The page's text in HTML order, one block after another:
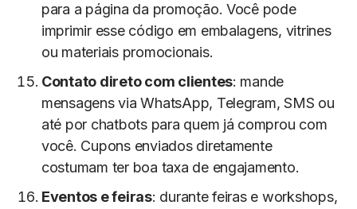
para a página da promoção. Você pode
imprimir esse código em embalagens, vitrines
ou materiais promocionais.
Contato direto com clientes: mande
mensagens via WhatsApp, Telegram, SMS ou
até por chatbots para quem já comprou com
você. Cupons enviados diretamente
costumam ter boa taxa de engajamento.
Eventos e feiras: durante feiras e workshops,